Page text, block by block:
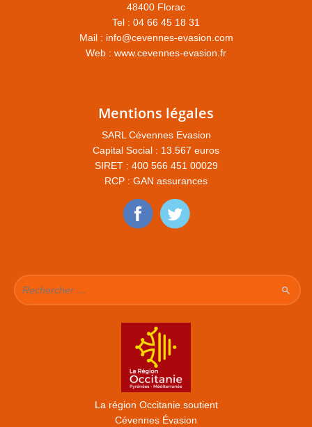
48400 Florac
Tel : 04 66 45 18 31
Mail : info@cevennes-evasion.com
Web : www.cevennes-evasion.fr
Mentions légales
SARL Cévennes Evasion
Capital Social : 13.567 euros
SIRET : 400 566 451 00029
RCP : GAN assurances
La région Occitanie soutient
Cévennes Évasion